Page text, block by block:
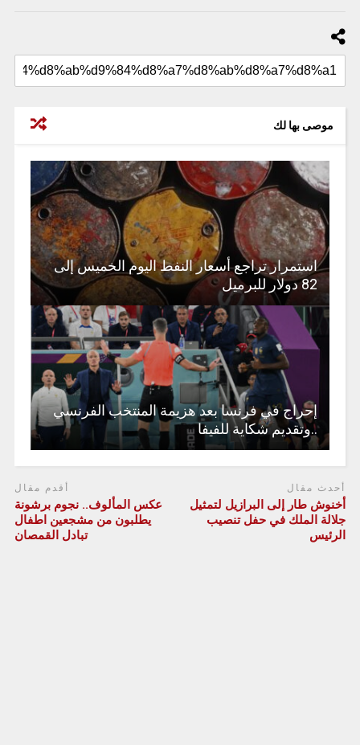
موصى بها لك
استمرار تراجع أسعار النفط اليوم الخميس إلى
82 دولار للبرميل
إحراج في فرنسا بعد هزيمة المنتخب الفرنسي
..وتقديم شكاية للفيفا
أحدث مقال
أخنوش طار إلى البرازيل لتمثيل
جلالة الملك في حفل تنصيب
الرئيس
أقدم مقال
عكس المألوف.. نجوم برشونة
يطلبون من مشجعين اطفال
تبادل القمصان